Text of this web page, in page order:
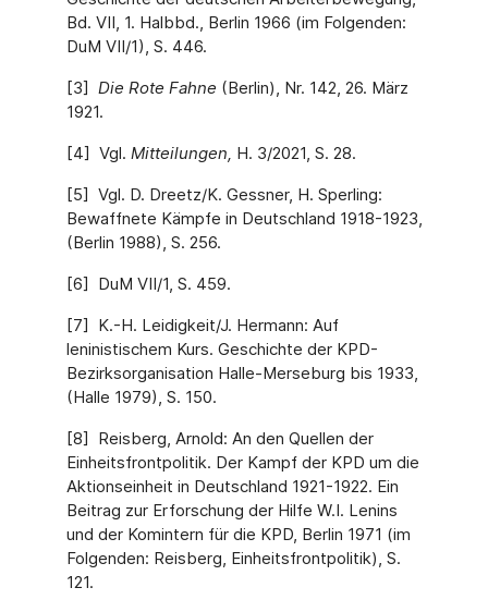
Bd. VII, 1. Halbbd., Berlin 1966 (im Folgenden:
DuM VII/1), S. 446.
[3] Die Rote Fahne (Berlin), Nr. 142, 26. März
1921.
[4] Vgl. Mitteilungen, H. 3/2021, S. 28.
[5] Vgl. D. Dreetz/K. Gessner, H. Sperling:
Bewaffnete Kämpfe in Deutschland 1918-1923,
(Berlin 1988), S. 256.
[6] DuM VII/1, S. 459.
[7] K.-H. Leidigkeit/J. Hermann: Auf
leninistischem Kurs. Geschichte der KPD-
Bezirksorganisation Halle-Merseburg bis 1933,
(Halle 1979), S. 150.
[8] Reisberg, Arnold: An den Quellen der
Einheitsfrontpolitik. Der Kampf der KPD um die
Aktionseinheit in Deutschland 1921-1922. Ein
Beitrag zur Erforschung der Hilfe W.I. Lenins
und der Komintern für die KPD, Berlin 1971 (im
Folgenden: Reisberg, Einheitsfrontpolitik), S.
121.